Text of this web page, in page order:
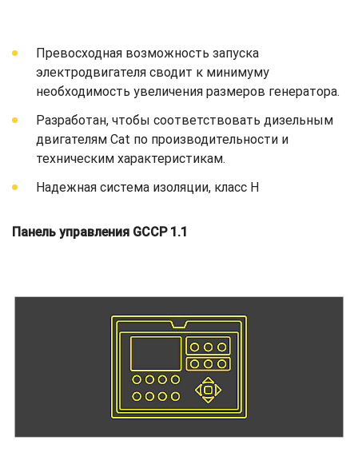
Превосходная возможность запуска
электродвигателя сводит к минимуму
необходимость увеличения размеров генератора.
Разработан, чтобы соответствовать дизельным
двигателям Cat по производительности и
техническим характеристикам.
Надежная система изоляции, класс H
Панель управления GCCP 1.1